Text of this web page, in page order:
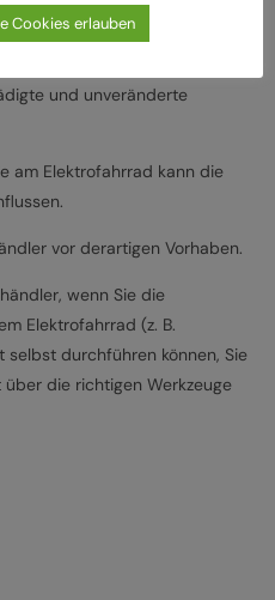
Umgebungstemperatur
und unveränderte
am Elektrofahrrad kann die
vor derartigen Vorhaben.
wenn Sie die
Elektrofahrrad (z. B.
selbst durchführen können, Sie
die richtigen Werkzeuge
Cookies erlauben